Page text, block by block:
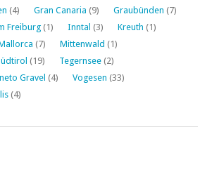
(4) Gran Canaria (9) Graubünden (7)
Freiburg (1) Inntal (3) Kreuth (1)
(7) Mittenwald (1)
(19) Tegernsee (2)
Gravel (4) Vogesen (33)
(4)